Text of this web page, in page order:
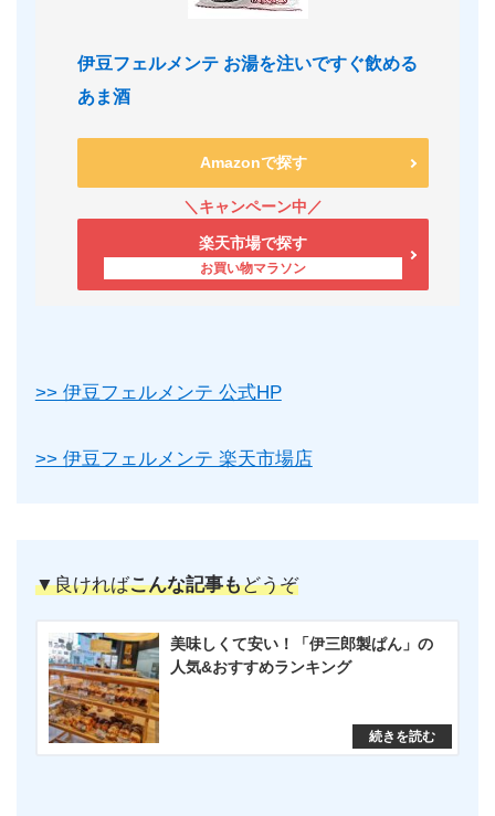
伊豆フェルメンテ お湯を注いですぐ飲める
あま酒
Amazonで探す
楽天市場で探す
>> 伊豆フェルメンテ 公式HP
>> 伊豆フェルメンテ 楽天市場店
▼良ければこんな記事もどうぞ
美味しくて安い！「伊三郎製ぱん」の
人気&おすすめランキング